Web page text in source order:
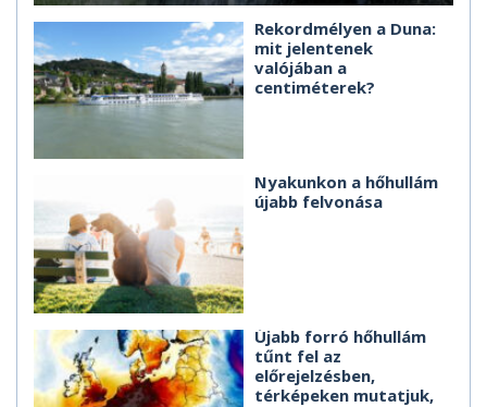
Rekordmélyen a Duna:
mit jelentenek
valójában a
centiméterek?
Nyakunkon a hőhullám
újabb felvonása
Újabb forró hőhullám
tűnt fel az
előrejelzésben,
térképeken mutatjuk,